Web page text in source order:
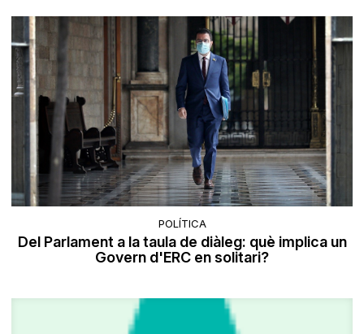
POLÍTICA
Del Parlament a la taula de diàleg: què implica un
Govern d'ERC en solitari?